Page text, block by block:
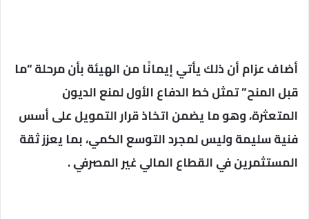
أضاف عزام أن ذلك يأتي إيمانًا من الهيئة بأن مرحلة “ما
قبل المنح” تمثل خط الدفاع الأول لمنع الديون
المتعثرة، وهو ما يضمن اتخاذ قرار التمويل على أسس
فنية سليمة وليس لمجرد التوسع الكمي، بما يعزز ثقة
المستثمرين في القطاع المالي غير المصرفي .